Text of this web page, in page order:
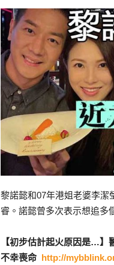
黎諾懿和07年港姐老婆李潔
睿。諾懿曾多次表示想追多
【初步估計起火原因是…】
不幸喪命 http://